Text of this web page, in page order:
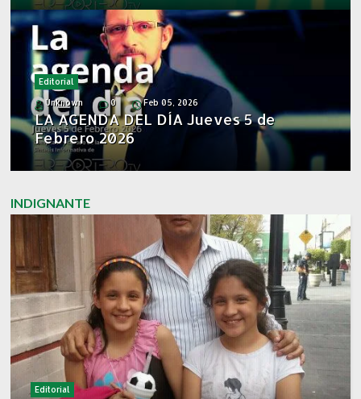
Editorial
Unknown 0 Feb 05, 2026
LA AGENDA DEL DÍA Jueves 5 de
Febrero 2026
INDIGNANTE
Editorial